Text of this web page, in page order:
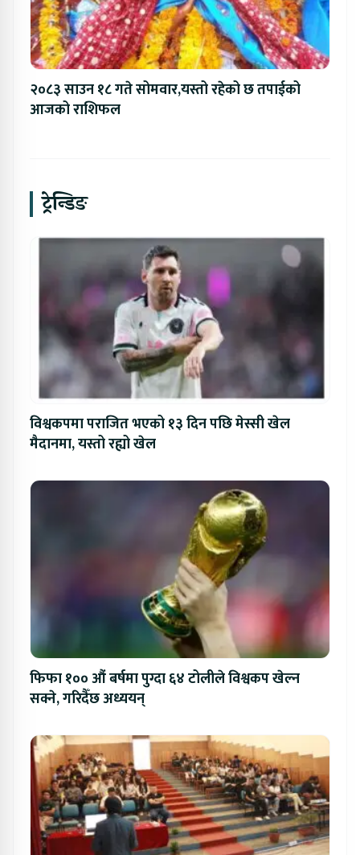
२०८३ साउन १८ गते सोमवार,यस्तो रहेको छ तपाईको
आजको राशिफल
ट्रेन्डिङ
विश्वकपमा पराजित भएको १३ दिन पछि मेस्सी खेल
मैदानमा, यस्तो रह्यो खेल
फिफा १०० औं बर्षमा पुग्दा ६४ टोलीले विश्वकप खेल्न
सक्ने, गरिदैँछ अध्ययन्